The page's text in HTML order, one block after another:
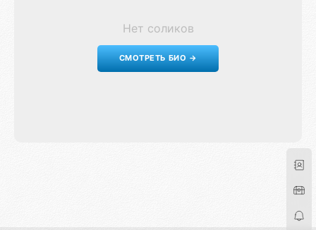
Нет соликов
СМОТРЕТЬ БИО →